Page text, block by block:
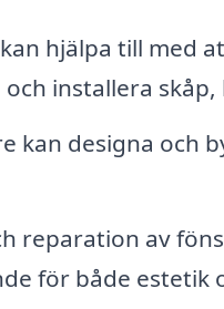
hjälpa till med
installera
kan designa och
reparation av
för både estetik